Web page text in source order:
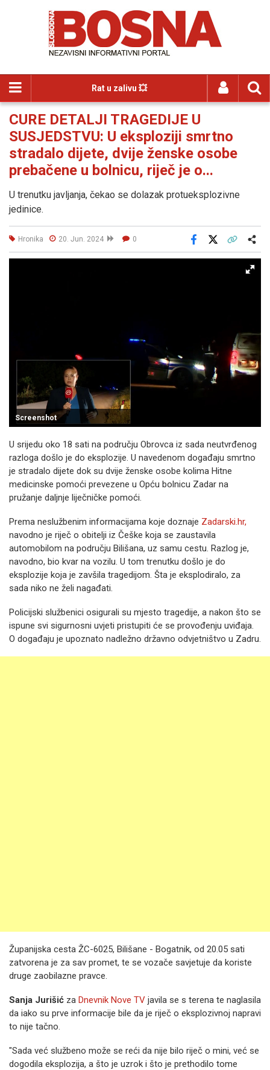
Rat u zalivu 💥
CURE DETALJI TRAGEDIJE U
SUSJEDSTVU: U eksploziji smrtno
stradalo dijete, dvije ženske osobe
prebačene u bolnicu, riječ je o...
U trenutku javljanja, čekao se dolazak protueksplozivne
jedinice.
Hronika 20. Jun. 2024 0
Facebook
Screenshot
U srijedu oko 18 sati na području Obrovca iz sada neutvrđenog
razloga došlo je do eksplozije. U navedenom događaju smrtno
je stradalo dijete dok su dvije ženske osobe kolima Hitne
medicinske pomoći prevezene u Opću bolnicu Zadar na
pružanje daljnje liječničke pomoći.
Prema neslužbenim informacijama koje doznaje Zadarski.hr,
navodno je riječ o obitelji iz Češke koja se zaustavila
automobilom na području Bilišana, uz samu cestu. Razlog je,
navodno, bio kvar na vozilu. U tom trenutku došlo je do
eksplozije koja je zavšila tragedijom. Šta je eksplodiralo, za
sada niko ne želi nagađati.
Policijski službenici osigurali su mjesto tragedije, a nakon što se
ispune svi sigurnosni uvjeti pristupiti će se provođenju uviđaja.
O događaju je upoznato nadležno državno odvjetništvo u Zadru.
Županijska cesta ŽC-6025, Bilišane - Bogatnik, od 20.05 sati
zatvorena je za sav promet, te se vozače savjetuje da koriste
druge zaobilazne pravce.
Sanja Jurišić za Dnevnik Nove TV javila se s terena te naglasila
da iako su prve informacije bile da je riječ o eksplozivnoj napravi
to nije tačno.
"Sada već službeno može se reći da nije bilo riječ o mini, već se
dogodila eksplozija, a što je uzrok i što je prethodilo tome